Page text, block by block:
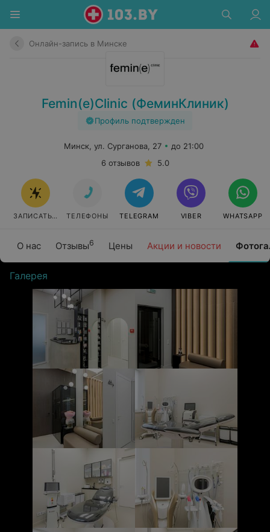
Онлайн-запись в Минске
Femin(e)Clinic (ФеминКлиник)
Профиль подтвержден
О нас Отзывы6 Цены Акции и новости
Минск, ул. Сурганова, 27
до 21:00
6 отзывов
5.0
ЗАПИСАТЬСЯ ОНЛАЙН
ТЕЛЕФОНЫ TELEGRAM VIBER WHATSAPP
Галерея